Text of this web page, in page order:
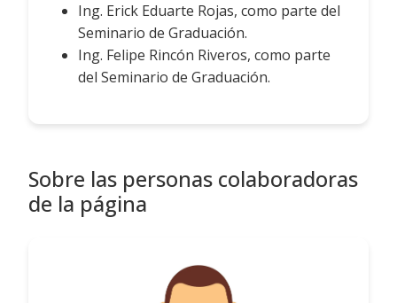
Ing. Erick Eduarte Rojas, como parte del
Seminario de Graduación.
Ing. Felipe Rincón Riveros, como parte
del Seminario de Graduación.
Sobre las personas colaboradoras
de la página